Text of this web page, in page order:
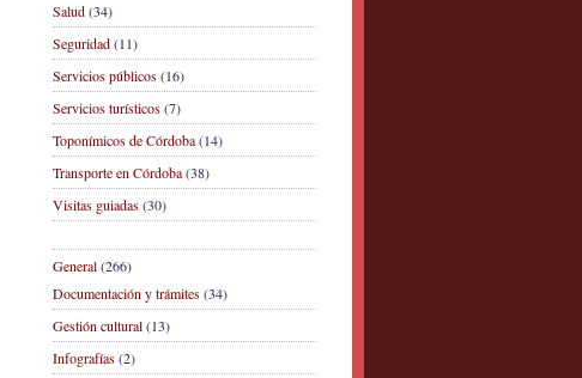
Salud(34)
Seguridad(11)
Servicios públicos(16)
Servicios turísticos(7)
Toponímicos de Córdoba(14)
Transporte en Córdoba(38)
Visitas guiadas(30)
General(266)
Documentación y trámites(34)
Gestión cultural(13)
Infografías(2)